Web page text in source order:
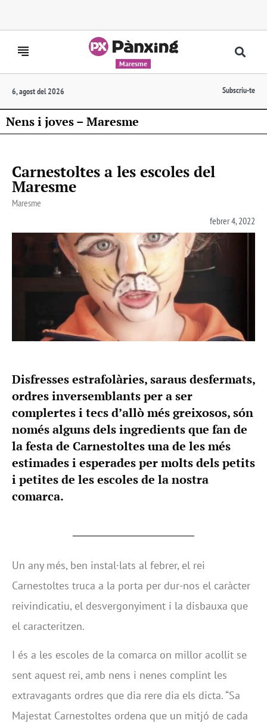
Maresme
6, agost del 2026 Subscriu-te
Nens i joves – Maresme
Carnestoltes a les escoles del
Maresme
Maresme
febrer 4, 2022
Disfresses estrafolàries, saraus desfermats,
ordres inversemblants per a ser
complertes i tecs d’allò més greixosos, són
només alguns dels ingredients que fan de
la festa de Carnestoltes una de les més
estimades i esperades per molts dels petits
i petites de les escoles de la nostra
comarca.
Un any més, ben instal·lats al febrer, el rei
Carnestoltes truca a la porta per dur-nos el caràcter
reivindicatiu, el desvergonyiment i la disbauxa que
el caracteritzen.
I és a les escoles de la comarca on millor acollit se
sent aquest rei, amb nens i nenes complint les
extravagants ordres que dia rere dia els dicta. “Sa
Majestat Carnestoltes ordena que un mitjó de cada